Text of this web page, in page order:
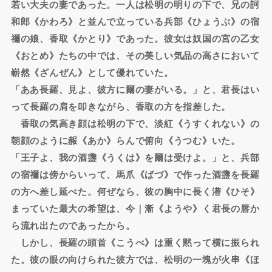
若い大夫の妻であった。一人は松明の明りの下で、兄の訶
和郎《かわろ》と並んで立っている兵部《ひょうぶ》の宿
禰の娘、香取《かとり》であった。彼女は奴国の宮の乙女
《おとめ》たちの中では、その美しい気品の高さにおいて
嶄然《ざんぜん》として優れていた。
「ああ長羅、見よ、彼方に爾の妻がいる。」と、君長はい
って長羅の肩を叩きながら、香取の方を指差した。
香取の気高き顔は松明の下で、淡紅《うすくれない》の
朝顔のように赧《あか》らんで俯向《うつむ》いた。
「王子よ、我の酒盞《うくは》を爾は受けよ。」と、兵部
の宿禰は傍からいって、馬爪《ばづ》で作った酒盞を長羅
の方へ差し延べた。何ぜなら、彼の胸中に長く潜《ひそ》
まっていた最大の希望は、今｜漸《ようや》く君長の唇か
ら流れ出たのであったから。
しかし、長羅の頭首《こうべ》は重く黙って横に振られ
た。彼の眼の向けられた彼方では、松明の一塊が火串《ほ